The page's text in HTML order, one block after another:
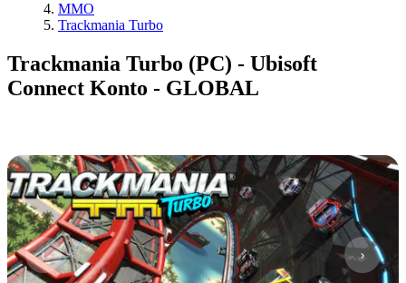
MMO
Trackmania Turbo
Trackmania Turbo (PC) - Ubisoft
Connect Konto - GLOBAL